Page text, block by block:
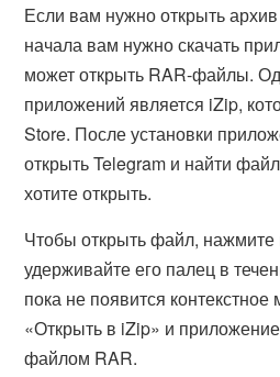
Если вам нужно открыть
начала вам нужно скачать
может открыть RAR-файлы.
приложений является iZip,
Store. После установки
открыть Telegram и найти
хотите открыть.
Чтобы открыть файл,
удерживайте его палец в
пока не появится
«Открыть в iZip» и
файлом RAR.